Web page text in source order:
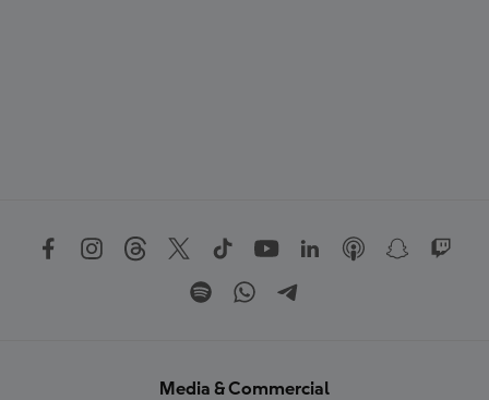
Media & Commercial